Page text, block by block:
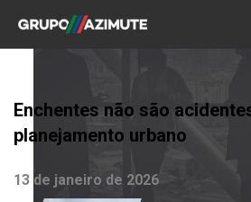
Enchentes não são
planejamento urbano
13 de janeiro de 2026